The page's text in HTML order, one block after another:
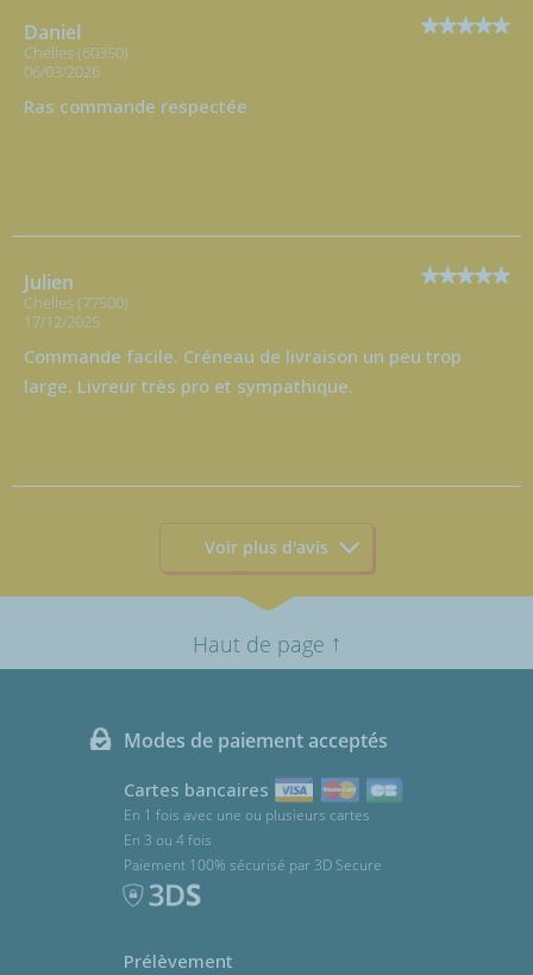
Daniel
Chelles (60350)
06/03/2026
Ras commande respectée
Julien
Chelles (77500)
17/12/2025
Commande facile. Créneau de livraison un peu trop
large. Livreur très pro et sympathique.
Voir plus d'avis
Haut de page ↑
Modes de paiement acceptés
Cartes bancaires
En 1 fois avec une ou plusieurs cartes
En 3 ou 4 fois
Paiement 100% sécurisé par 3D Secure
Prélèvement